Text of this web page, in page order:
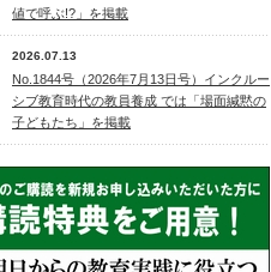
値で呼ぶ!?」を掲載
2026.07.13
No.1844号（2026年7月13日号）インクルー
シブ教育時代の教員養成 では「場面緘黙の
子どもたち」を掲載